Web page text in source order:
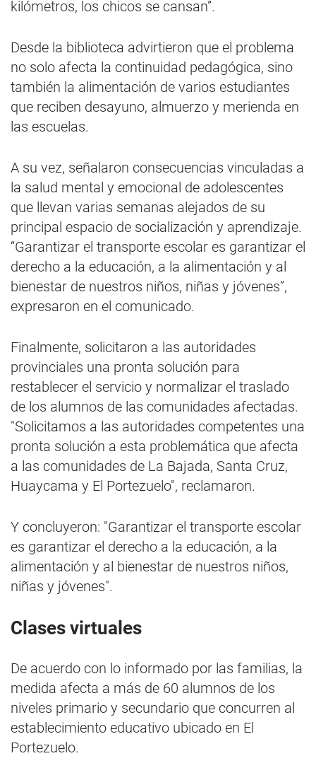
kilómetros, los chicos se cansan”.
Desde la biblioteca advirtieron que el problema
no solo afecta la continuidad pedagógica, sino
también la alimentación de varios estudiantes
que reciben desayuno, almuerzo y merienda en
las escuelas.
A su vez, señalaron consecuencias vinculadas a
la salud mental y emocional de adolescentes
que llevan varias semanas alejados de su
principal espacio de socialización y aprendizaje.
“Garantizar el transporte escolar es garantizar el
derecho a la educación, a la alimentación y al
bienestar de nuestros niños, niñas y jóvenes”,
expresaron en el comunicado.
Finalmente, solicitaron a las autoridades
provinciales una pronta solución para
restablecer el servicio y normalizar el traslado
de los alumnos de las comunidades afectadas.
"Solicitamos a las autoridades competentes una
pronta solución a esta problemática que afecta
a las comunidades de La Bajada, Santa Cruz,
Huaycama y El Portezuelo", reclamaron.
Y concluyeron: "Garantizar el transporte escolar
es garantizar el derecho a la educación, a la
alimentación y al bienestar de nuestros niños,
niñas y jóvenes".
Clases virtuales
De acuerdo con lo informado por las familias, la
medida afecta a más de 60 alumnos de los
niveles primario y secundario que concurren al
establecimiento educativo ubicado en El
Portezuelo.